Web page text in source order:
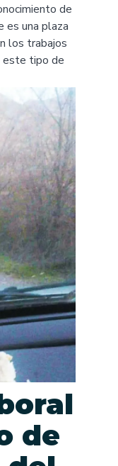
de
es una plaza
los trabajos
este tipo de
de